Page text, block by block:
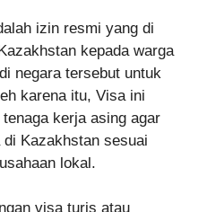
izin resmi yang di
kepada warga
negara tersebut untuk
karena itu, Visa ini
kerja asing agar
Kazakhstan sesuai
lokal.
visa turis atau